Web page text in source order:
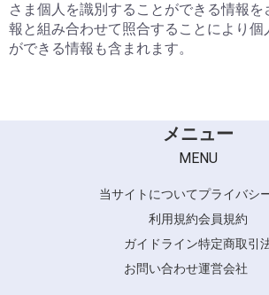
さま個人を識別することができる情報
報と組み合わせて照合することにより個
ができる情報も含まれます。
メニュー
MENU
当サイトについてプライバシ
利用規約会員規約
ガイドライン特定商取引
お問い合わせ運営会社